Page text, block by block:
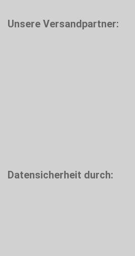
Unsere Versandpartner:
Datensicherheit durch: